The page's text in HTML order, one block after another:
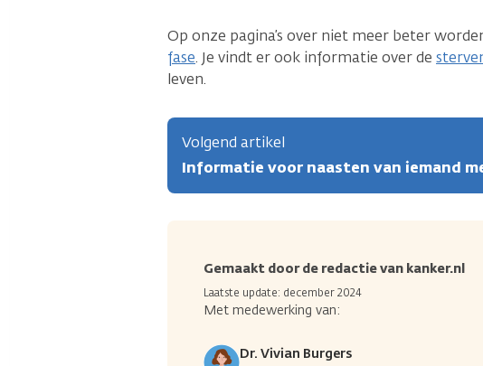
Op onze pagina’s over niet meer beter
fase. Je vindt er ook informatie over de
leven.
Volgend artikel
Informatie voor naasten van iemand
Gemaakt door de redactie van kanker.nl
Laatste update: december 2024
Met medewerking van:
Dr. Vivian Burgers